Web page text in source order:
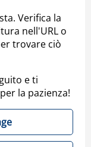
Verifica la
nell'URL o
trovare ciò
e ti
la pazienza!